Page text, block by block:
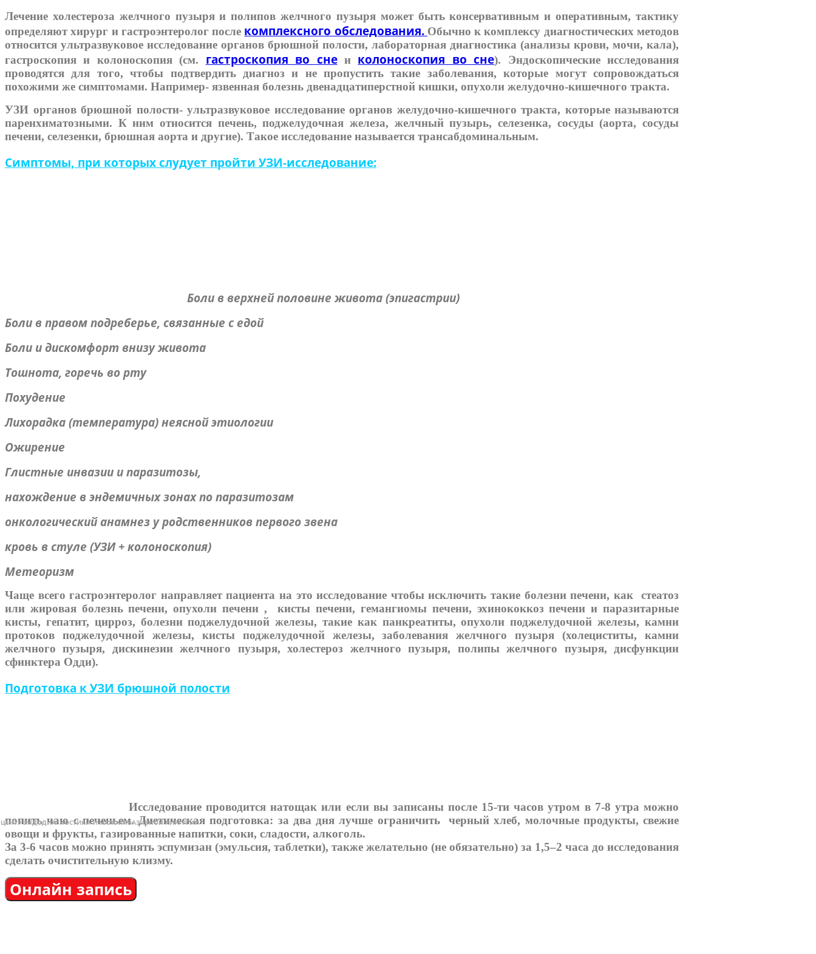
Лечение холестероза желчного пузыря и полипов желчного пузыря может быть консервативным и оперативным, тактику
определяют хирург и гастроэнтеролог после комплексного обследования. Обычно к комплексу диагностических методов
относится ультразвуковое исследование органов брюшной полости, лабораторная диагностика (анализы крови, мочи, кала),
гастроскопия и колоноскопия (см. гастроскопия во снеи колоноскопия во сне). Эндоскопические исследования
проводятся для того, чтобы подтвердить диагноз и не пропустить такие заболевания, которые могут сопровождаться
похожими же симптомами. Например- язвенная болезнь двенадцатиперстной кишки, опухоли желудочно-кишечного тракта.
УЗИ органов брюшной полости- ультразвуковое исследование органов желудочно-кишечного тракта, которые называются
паренхиматозными. К ним относится печень, поджелудочная железа, желчный пузырь, селезенка, сосуды (аорта, сосуды
печени, селезенки, брюшная аорта и другие). Такое исследование называется трансабдоминальным.
Симптомы, при которых слудует пройти УЗИ-исследование:
Боли в верхней половине живота (эпигастрии)
Боли в правом подреберье, связанные с едой
Боли и дискомфорт внизу живота
Тошнота, горечь во рту
Похудение
Лихорадка (температура) неясной этиологии
Ожирение
Глистные инвазии и паразитозы,
нахождение в эндемичных зонах по паразитозам
онкологический анамнез у родственников первого звена
кровь в стуле (УЗИ + колоноскопия)
Метеоризм
Чаще всего гастроэнтеролог направляет пациента на это исследование чтобы исключить такие болезни печени, как стеатоз
или жировая болезнь печени, опухоли печени , кисты печени, гемангиомы печени, эхинококкоз печени и паразитарные
кисты, гепатит, цирроз, болезни поджелудочной железы, такие как панкреатиты, опухоли поджелудочной железы, камни
протоков поджелудочной железы, кисты поджелудочной железы, заболевания желчного пузыря (холециститы, камни
желчного пузыря, дискинезии желчного пузыря, холестероз желчного пузыря, полипы желчного пузыря, дисфункции
сфинктера Одди).
Подготовка к УЗИ брюшной полости
Исследование проводится натощак или если вы записаны после 15-ти часов утром в 7-8 утра можно
попить чаю с печеньем. Диетическая подготовка: за два дня лучше ограничить черный хлеб, молочные продукты, свежие
овощи и фрукты, газированные напитки, соки, сладости, алкоголь.
За 3-6 часов можно принять эспумизан (эмульсия, таблетки), также желательно (не обязательно) за 1,5–2 часа до исследования
сделать очистительную клизму.
Онлайн запись